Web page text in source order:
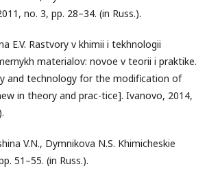
no. 3, pp. 28–34. (in Russ.).
E.V. Rastvory v khimii i tekhnologii
materialov: novoe v teorii i praktike.
and technology for the modification of
in theory and prac-tice]. Ivanovo, 2014,
V.N., Dymnikova N.S. Khimicheskie
51–55. (in Russ.).